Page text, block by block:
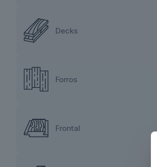
Decks
Forros
Frontal